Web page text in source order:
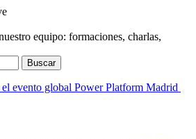
equipo: formaciones, charlas,
evento global Power Platform Madrid